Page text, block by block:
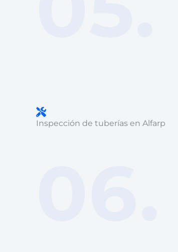
Inspección de tuberías en Alfarp